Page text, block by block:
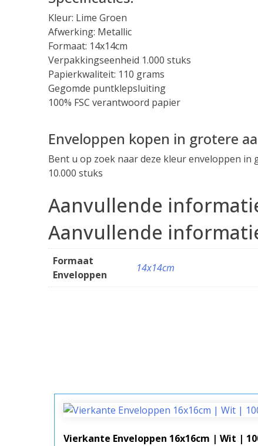
Kleur: Lime Groen
Afwerking: Metallic
Formaat: 14x14cm
Verpakkingseenheid 1.000 stuks
Papierkwaliteit: 110 grams
Gegomde puntklepsluiting
100% FSC verantwoord papier
Enveloppen kopen in grotere
Bent u op zoek naar deze kleur enveloppen
10.000 stuks
Aanvullende
Aanvullende
Formaat
Enveloppen
14x14cm
Vierkante Enveloppen 16x16cm | Wit |